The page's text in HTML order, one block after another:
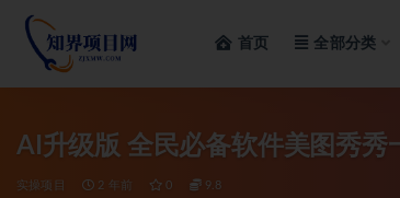
首页 全部分类
AI升级版 全民必备软件美图秀
实操项目 2 年前 0 9.8